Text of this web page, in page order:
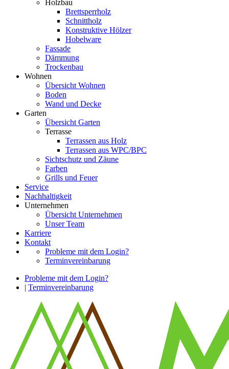
Holzbau
Brettsperrholz
Schnittholz
Konstruktive Hölzer
Hobelware
Fassade
Dämmung
Trockenbau
Wohnen
Übersicht Wohnen
Boden
Wand und Decke
Garten
Übersicht Garten
Terrasse
Terrassen aus Holz
Terrassen aus WPC/BPC
Sichtschutz und Zäune
Farben
Grills und Feuer
Service
Nachhaltigkeit
Unternehmen
Übersicht Unternehmen
Unser Team
Karriere
Kontakt
Probleme mit dem Login?
Terminvereinbarung
Probleme mit dem Login?
| Terminvereinbarung